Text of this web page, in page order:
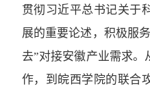
贯彻习近平总书记关于
展的重要论述，积极服
去”对接安徽产业需求
作，到皖西学院的联合